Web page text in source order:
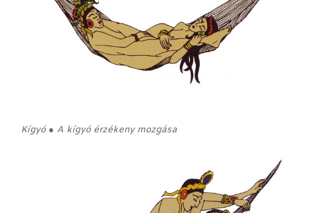
Kígyó ● A kígyó érzékeny mozgása